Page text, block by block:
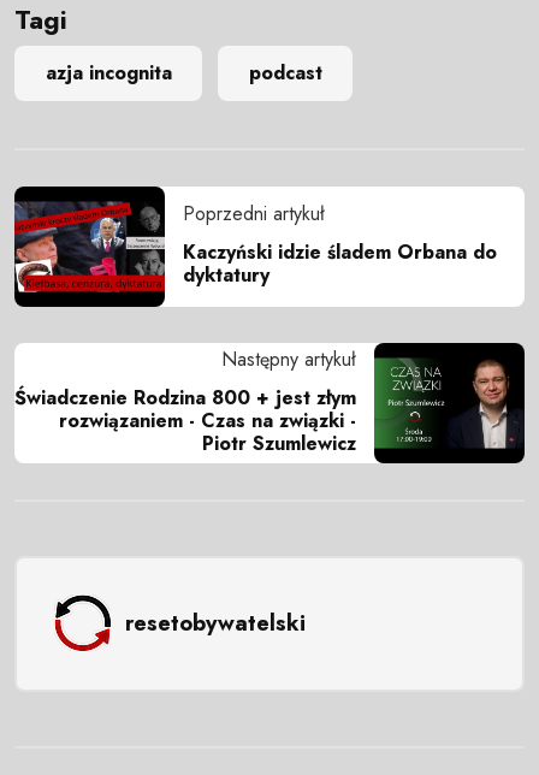
Tagi
azja incognita podcast
Poprzedni artykuł
Kaczyński idzie śladem Orbana do
dyktatury
Następny artykuł
Świadczenie Rodzina 800 + jest złym
rozwiązaniem - Czas na związki -
Piotr Szumlewicz
resetobywatelski